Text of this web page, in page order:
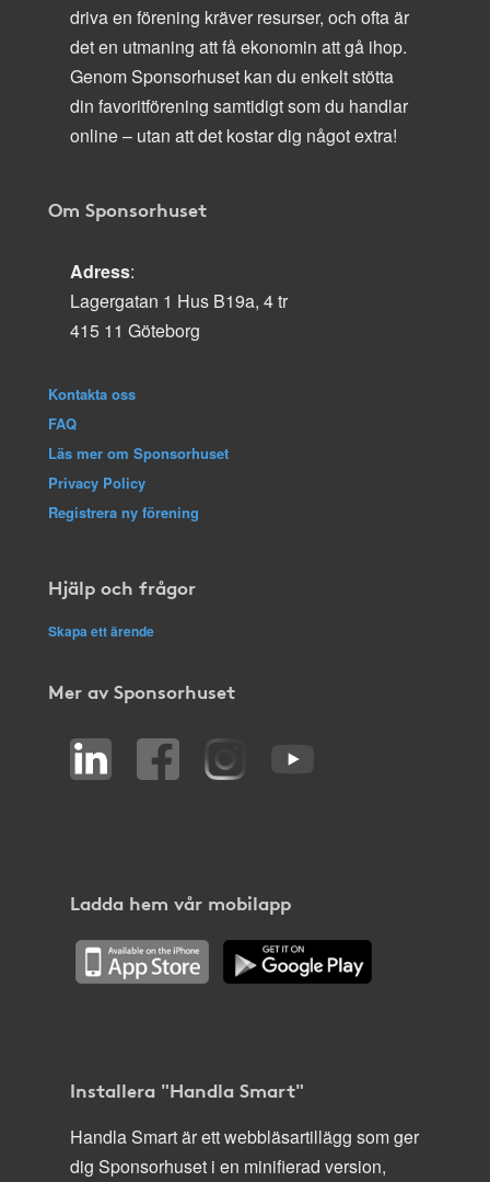
driva en förening kräver resurser, och ofta är
det en utmaning att få ekonomin att gå ihop.
Genom Sponsorhuset kan du enkelt stötta
din favoritförening samtidigt som du handlar
online – utan att det kostar dig något extra!
Om Sponsorhuset
Adress:
Lagergatan 1 Hus B19a, 4 tr
415 11 Göteborg
Kontakta oss
FAQ
Läs mer om Sponsorhuset
Privacy Policy
Registrera ny förening
Hjälp och frågor
Skapa ett ärende
Mer av Sponsorhuset
Ladda hem vår mobilapp
Installera "Handla Smart"
Handla Smart är ett webbläsartillägg som ger
dig Sponsorhuset i en minifierad version,